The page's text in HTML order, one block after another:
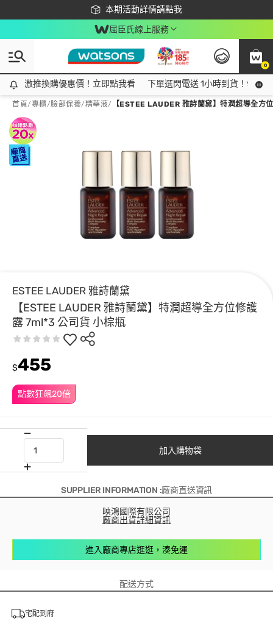
本期活動詳情請點我
下載app最高回饋$350
屈臣氏線上服務
0
激推換購優惠價！立即點我看
激推換購優惠價！立即點我看 下單選閃電送 1小時到貨！領神
首頁/專櫃/臉部保養/精華液/ 【ESTEE LAUDER 雅詩蘭黛】特潤超導全方
ESTEE LAUDER 雅詩蘭黛
【ESTEE LAUDER 雅詩蘭黛】特潤超導全方位修護
露 7ml*3 公司貨 小棕瓶
點數狂飆20倍
$455
加入購物袋
SUPPLIER INFORMATION :廠商直送資訊
映鴻國際有限公司
廠商出貨詳細資訊
進入廠商專店逛逛，湊免運
配送方式
宅配到府